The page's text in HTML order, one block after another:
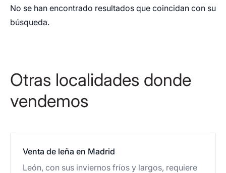
No se han encontrado resultados que coincidan con su
búsqueda.
Otras localidades donde
vendemos
Venta de leña en Madrid
León, con sus inviernos fríos y largos, requiere